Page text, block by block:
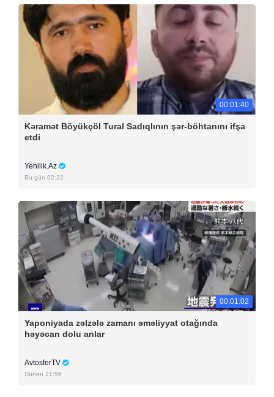
00:01:40
Kəramət Böyükçöl Tural Sadıqlının şər-böhtanını ifşa
etdi
Yenilik.Az
Bu gün 02:22
00:01:02
Yaponiyada zəlzələ zamanı əməliyyat otağında
həyəcan dolu anlar
AvtosferTV
Dünən 21:56